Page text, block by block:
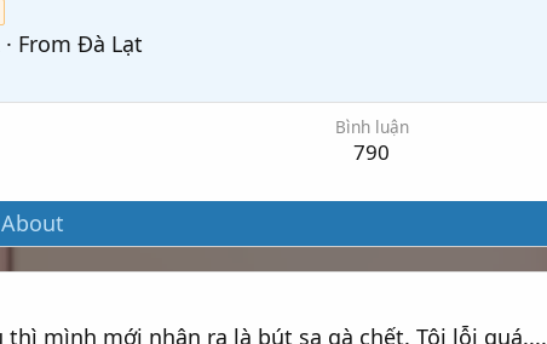
· From Đà Lạt
Bình luận
790
About
mình mới nhận ra là bút sa gà chết. Tội lỗi quá....